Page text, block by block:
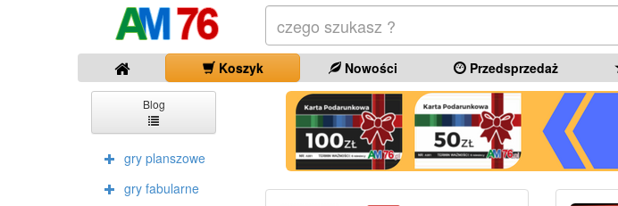
Koszyk Nowości Przedsprzedaż
Blog
gry planszowe
gry fabularne